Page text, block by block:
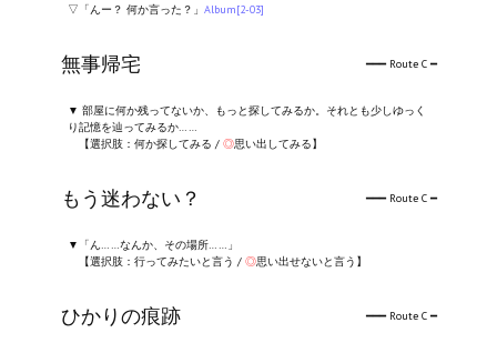
▽「んー？ 何か言った？」 Album[2-03]
無事帰宅 ━━━ Route C ━
▼ 部屋に何か残ってないか、もっと探してみるか。それとも少しゆっく
り記憶を辿ってみるか……
【選択肢：何か探してみる / ◎思い出してみる】
もう迷わない？ ━━━ Route C ━
▼「ん……なんか、その場所……」
【選択肢：行ってみたいと言う / ◎思い出せないと言う】
ひかりの痕跡 ━━━ Route C ━